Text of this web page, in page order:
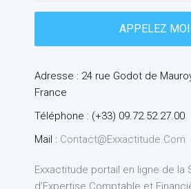
Adresse : 24 rue Godot de
France
Téléphone : (+33) 09.72.52.27.00
Mail : Contact@exxactitude.com
Exxactitude portail en ligne de la
d’Expertise Comptable et